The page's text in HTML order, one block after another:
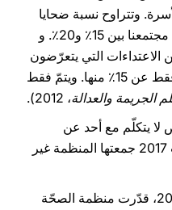
وتتراوح نسبة ضحايا
الاعتداء الجنسي على الأطفال في مجتمعنا بين 15٪ و20٪. و
الاعتداءات التي يتعرّضون
لها، ومن هذه الحالات، يتمّ الإبلاغ فقط عن 15٪ منها. ويتمّ فقط
الجريمة والعدالة، 2012).
يتكلّم مع أحد عن
الاعتداءات التي اختبرها (معلومات 2017 جمعتها المنظمة غير
: في عام 2017، قدّرت منظمة الصحّة